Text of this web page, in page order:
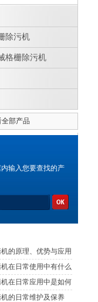
除污机
格栅除污机
全部产品
输入您要查找的产
的原理、优势与应用
在日常使用中有什么
在日常应用中是如何
的日常维护及保养